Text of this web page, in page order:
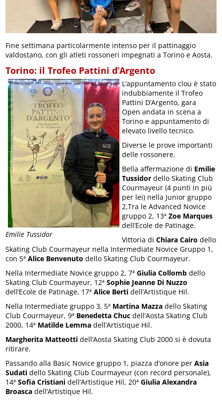
Fine settimana particolarmente intenso per il pattinaggio
valdostano, con gli atleti rossoneri impegnati a Torino e Aosta.
Torino: il Trofeo Pattini d’Argento
Emilie Tussidor
L’appuntamento clou è stato
indubbiamente il Trofeo
Pattini D’Argento, gara
Open andata in scena a
Torino e appuntamento di
elevato livello tecnico.
Diverse le prove importanti
delle rossonere.
Bella affermazione di Emilie
Tussidor dello Skating Club
Courmayeur (4 punti in più
per lei) nella Junior gruppo
2,Tra le Advanced Novice
gruppo 2, 13ªZoe Marques
dell’Ecole de Patinage.
Vittoria diChiara Cairo dello
Skating Club Courmayeur nella Intermediate Novice Gruppo 1,
con 5ªAlice Benvenuto dello Skating Club Courmayeur.
Nella Intermediate Novice gruppo 2, 7ªGiulia Collomb dello
Skating Club Courmayeur, 12ªSophie Jeanne Di Nuzzo
dell’Ecole de Patinage, 17ªAlice Berti dell’Artistique Hil.
Nella Intermediate gruppo 3, 5ª Martina Mazza dello Skating
Club Courmayeur, 9ª Benedetta Chuc dell’Aosta Skating Club
2000, 14ª Matilde Lemma dell’Artistique Hil.
Margherita Matteotti dell’Aosta Skating Club 2000 si è dovuta
ritirare.
Passando alla Basic Novice gruppo 1, piazza d’onore perAsia
Sudati dello Skating Club Courmayeur (con record personale),
14ªSofia Cristiani dell’Artistique Hil, 20ªGiulia Alexandra
Broasca dell’Artistique Hil.